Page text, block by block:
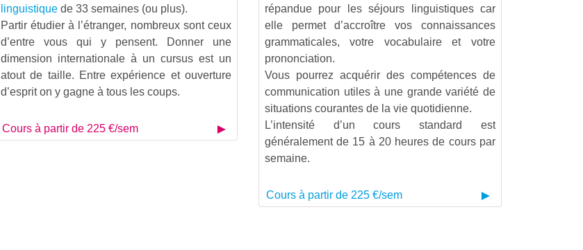
linguistiquede 33 semaines (ou plus).
Partir étudier à l’étranger, nombreux sont ceux
d’entre vous qui y pensent. Donner une
dimension internationale à un cursus est un
atout de taille. Entre expérience et ouverture
d’esprit on y gagne à tous les coups.
Cours à partir de 225 €/sem
répandue pour les séjours linguistiques car
elle permet d’accroître vos connaissances
grammaticales, votre vocabulaire et votre
prononciation.
Vous pourrez acquérir des compétences de
communication utiles à une grande variété de
situations courantes de la vie quotidienne.
L’intensité d’un cours standard est
généralement de 15 à 20 heures de cours par
semaine.
Cours à partir de 225 €/sem